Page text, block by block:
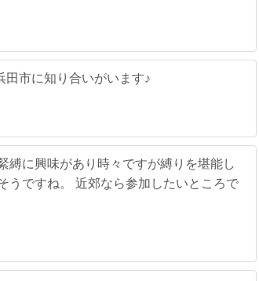
市に知り合いがいます♪
縛に興味があり時々ですが縛りを堪能し
うですね。 近郊なら参加したいところで